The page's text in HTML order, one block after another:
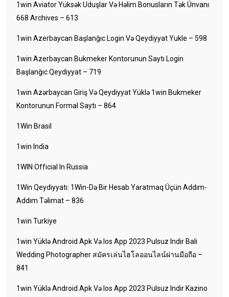
1win Aviator Yüksək Uduşlar Və Həlim Bonusların Tək Ünvanı
668 Archives – 613
1win Azerbaycan Başlanğıc Login Və Qeydiyyat Yukle – 598
1win Azerbaycan Bukmeker Kontorunun Saytı Login
Başlanğıc Qeydiyyat – 719
1win Azərbaycan Giriş Və Qeydiyyat Yüklə 1win Bukmeker
Kontorunun Formal Saytı – 864
1Win Brasil
1win India
1WIN Official In Russia
1Win Qeydiyyatı: 1Win-Də Bir Hesab Yaratmaq Üçün Addım-
Addım Təlimat – 836
1win Turkiye
1win Yüklə Android Apk Və Ios App 2023 Pulsuz Indir Bali
Wedding Photographer สมัครเล่นไฮโลออนไลน์ผ่านมือถือ –
841
1win Yüklə Android Apk Və Ios App 2023 Pulsuz Indir Kazino